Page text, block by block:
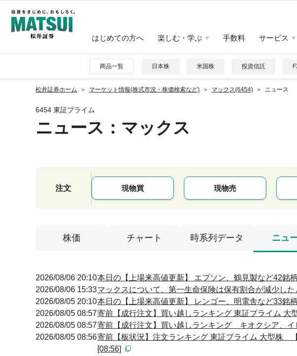
はじめての方へ 楽しむ・学ぶ 手数料 サービス
商品一覧 日本株 米国株 投資信託
松井証券ホーム マーケット情報(株式市況・株価検索など) マックス(6454) ニュース
6454 東証プライム
ニュース ：マックス
注文 現物買 現物売
株価 チャート 時系列データ ニュ
2026/08/06 20:10本日の【上場来高値更新】 エプソン、鶴見製など42銘柄
2026/08/06 15:33マックスについて、第一生命保険は保有割合が減少し
2026/08/05 20:10本日の【上場来高値更新】 レンゴー、明電舎など33銘柄
2026/08/05 08:57寄前【成行注文】買い越しランキング 東証プライム
2026/08/05 08:57寄前【成行注文】買い越しランキング キオクシア、イ
2026/08/05 08:56寄前【板状況】注文ランキング 東証プライム 大型株
[08:56]